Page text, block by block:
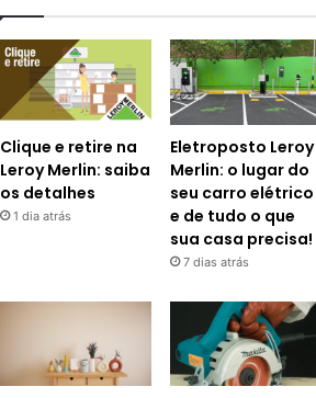
Clique e retire na
Leroy Merlin: saiba
os detalhes
1 dia atrás
Eletroposto Leroy
Merlin: o lugar do
seu carro elétrico
e de tudo o que
sua casa precisa!
7 dias atrás